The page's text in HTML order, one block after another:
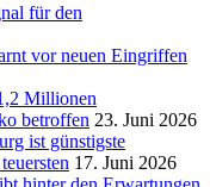
für den
vor neuen Eingriffen
Millionen
betroffen 23. Juni 2026
ist günstigste
17. Juni 2026